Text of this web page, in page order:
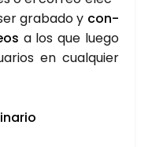
gra­ba­do y con­
a los que lue­go
en cual­quier